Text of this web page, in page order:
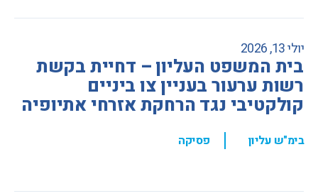
יולי 13, 2026
בית המשפט העליון – דחיית בקשת
רשות ערעור בעניין צו ביניים
קולקטיבי נגד הרחקת אזרחי אתיופיה
בימ"ש עליון , פסיקה